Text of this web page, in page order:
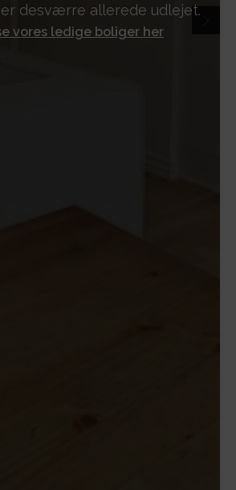
desværre allerede udlejet.
vores ledige boliger her